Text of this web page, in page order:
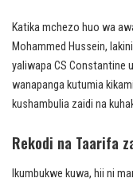
Katika mchezo huo wa
Mohammed Hussein,
yaliwapa CS Constantine
wanapanga kutumia
kushambulia zaidi na
Rekodi na Taarifa
Ikumbukwe kuwa, hii ni